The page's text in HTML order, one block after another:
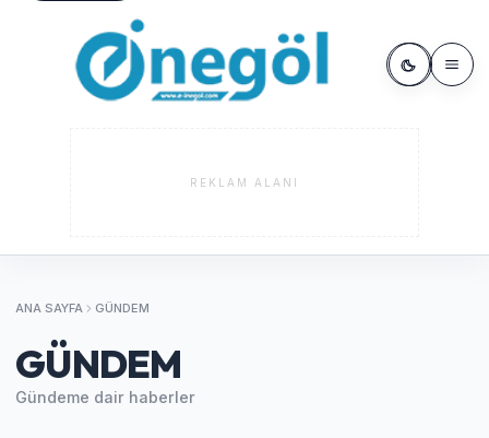
REKLAM ALANI
ANA SAYFA GÜNDEM
GÜNDEM
Gündeme dair haberler